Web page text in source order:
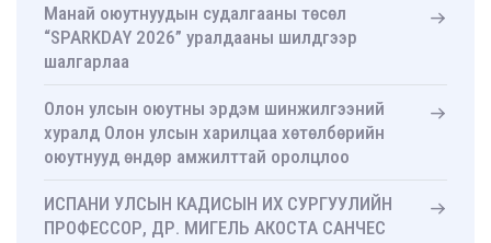
Манай оюутнуудын судалгааны төсөл
“SPARKDAY 2026” уралдааны шилдгээр
шалгарлаа
Олон улсын оюутны эрдэм шинжилгээний
хуралд Олон улсын харилцаа хөтөлбөрийн
оюутнууд өндөр амжилттай оролцлоо
ИСПАНИ УЛСЫН КАДИСЫН ИХ СУРГУУЛИЙН
ПРОФЕССОР, ДР. МИГЕЛЬ АКОСТА САНЧЕС